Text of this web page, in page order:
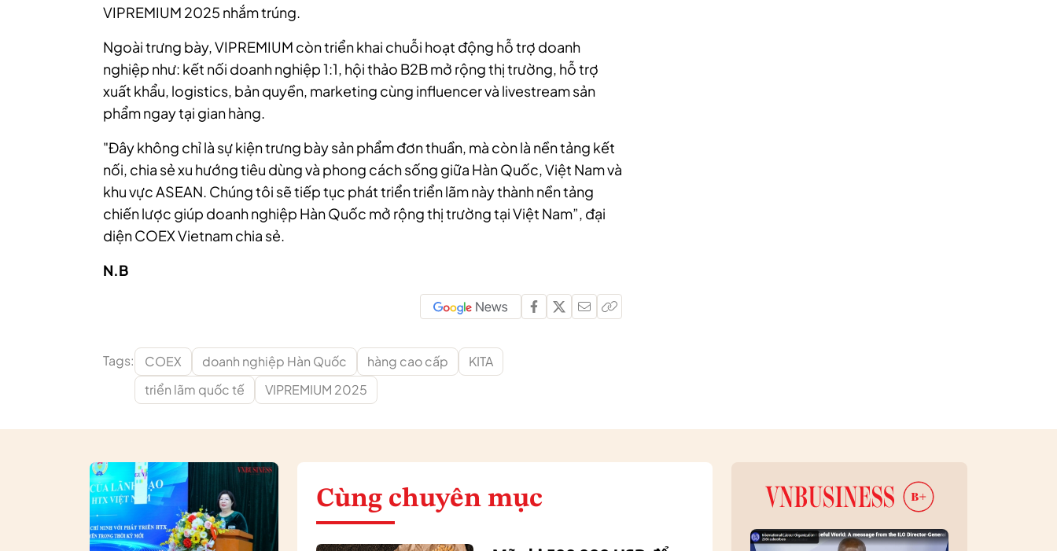
VIPREMIUM 2025 nhắm trúng.
Ngoài trưng bày, VIPREMIUM còn triển khai chuỗi hoạt động hỗ trợ doanh
nghiệp như: kết nối doanh nghiệp 1:1, hội thảo B2B mở rộng thị trường, hỗ trợ
xuất khẩu, logistics, bản quyền, marketing cùng influencer và livestream sản
phẩm ngay tại gian hàng.
"Đây không chỉ là sự kiện trưng bày sản phẩm đơn thuần, mà còn là nền tảng kết
nối, chia sẻ xu hướng tiêu dùng và phong cách sống giữa Hàn Quốc, Việt Nam và
khu vực ASEAN. Chúng tôi sẽ tiếp tục phát triển triển lãm này thành nền tảng
chiến lược giúp doanh nghiệp Hàn Quốc mở rộng thị trường tại Việt Nam”, đại
diện COEX Vietnam chia sẻ.
N.B
Tags: COEX doanh nghiệp Hàn Quốc hàng cao cấp
KITA
triển lãm quốc tế
VIPREMIUM 2025
Cùng chuyên mục